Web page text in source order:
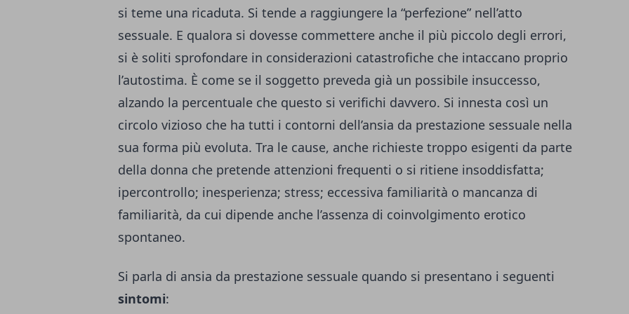
si teme una ricaduta. Si tende a raggiungere la “perfezione” nell’atto
sessuale. E qualora si dovesse commettere anche il più piccolo degli errori,
si è soliti sprofondare in considerazioni catastrofiche che intaccano proprio
l’autostima. È come se il soggetto preveda già un possibile insuccesso,
alzando la percentuale che questo si verifichi davvero. Si innesta così un
circolo vizioso che ha tutti i contorni dell’ansia da prestazione sessuale nella
sua forma più evoluta. Tra le cause, anche richieste troppo esigenti da parte
della donna che pretende attenzioni frequenti o si ritiene insoddisfatta;
ipercontrollo; inesperienza; stress; eccessiva familiarità o mancanza di
familiarità, da cui dipende anche l’assenza di coinvolgimento erotico
spontaneo.
Si parla di ansia da prestazione sessuale quando si presentano i seguenti
sintomi: